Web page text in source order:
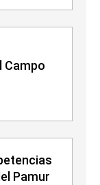
Campo
Pamur